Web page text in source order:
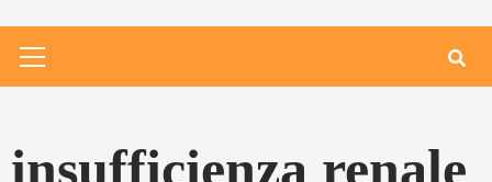
Menu
insufficienza renale